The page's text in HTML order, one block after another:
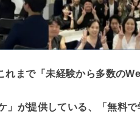
れまで「未経験から多数の
」 が提供している、 「無料